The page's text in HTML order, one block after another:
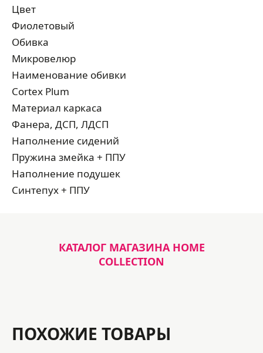
Цвет
Фиолетовый
Обивка
Микровелюр
Наименование обивки
Cortex Plum
Материал каркаса
Фанера, ДСП, ЛДСП
Наполнение сидений
Пружина змейка + ППУ
Наполнение подушек
Синтепух + ППУ
КАТАЛОГ МАГАЗИНА HOME
COLLECTION
ПОХОЖИЕ ТОВАРЫ